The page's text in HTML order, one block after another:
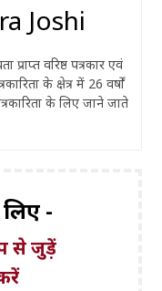
Joshi
प्राप्त वरिष्ठ पत्रकार एवं
के क्षेत्र में 26 वर्षों
के लिए जाने जाते
-
से जुड़ें